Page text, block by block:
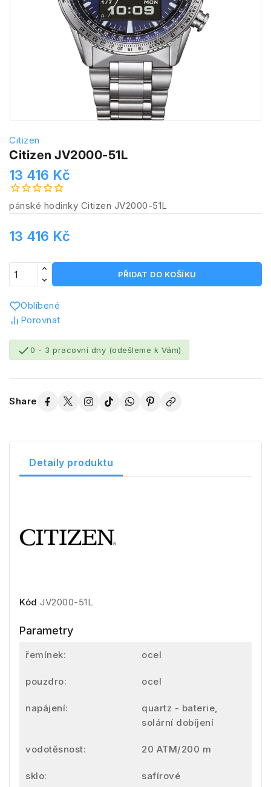
Citizen
Citizen JV2000-51L
13 416 Kč
pánské hodinky Citizen JV2000-51L
13 416 Kč
PŘIDAT DO KOŠÍKU
Oblíbené
Porovnat
0 - 3 pracovní dny (odešleme k Vám)
Share
Detaily produktu
Kód JV2000-51L
Parametry
řemínek: ocel
pouzdro: ocel
napájení:
quartz - baterie,
solární dobíjení
vodotěsnost: 20 ATM/200 m
sklo: safírové